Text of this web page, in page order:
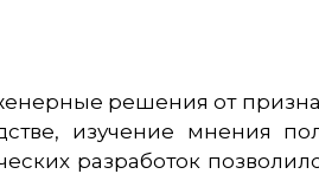
решения от
изучение мнения
разработок